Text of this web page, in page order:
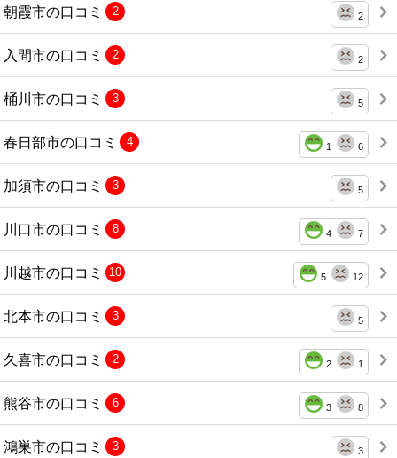
朝霞市の口コミ 2
2
入間市の口コミ 2
2
桶川市の口コミ 5
3
春日部市の口コミ 1 6
4
加須市の口コミ 5
3
川口市の口コミ 4 7
8
川越市の口コミ 5 12
10
北本市の口コミ 5
3
久喜市の口コミ 2 1
2
熊谷市の口コミ 3 8
6
鴻巣市の口コミ 3
3